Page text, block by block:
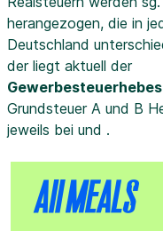
herangezogen, die in
Deutschland
der liegt aktuell der
Grundsteuer A und B
jeweils bei und .